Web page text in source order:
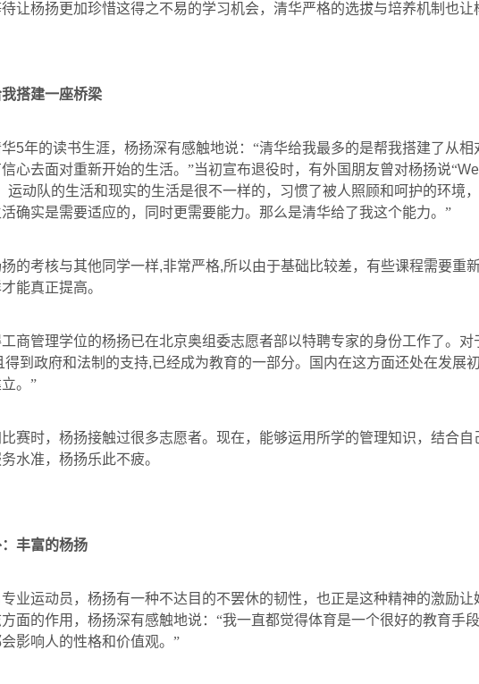
让杨扬更加珍惜这得之不易的学习机会，清华严格的选拔与培养机制也让
搭建一座桥梁
5年的读书生涯，杨扬深有感触地说：“清华给我最多的是帮我搭建了从
心去面对重新开始的生活。”当初宣布退役时，有外国朋友曾对杨扬说“
运动队的生活和现实的生活是很不一样的，习惯了被人照顾和呵护的环境
确实是需要适应的，同时更需要能力。那么是清华给了我这个能力。”
的考核与其他同学一样,非常严格,所以由于基础比较差，有些课程需要重
能真正提高。
商管理学位的杨扬已在北京奥组委志愿者部以特聘专家的身份工作了。对
得到政府和法制的支持,已经成为教育的一部分。国内在这方面还处在发展
。”
赛时，杨扬接触过很多志愿者。现在，能够运用所学的管理知识，结合
水准，杨扬乐此不疲。
丰富的杨扬
业运动员，杨扬有一种不达目的不罢休的韧性，也正是这种精神的激励让
面的作用，杨扬深有感触地说：“我一直都觉得体育是一个很好的教育手
影响人的性格和价值观。”